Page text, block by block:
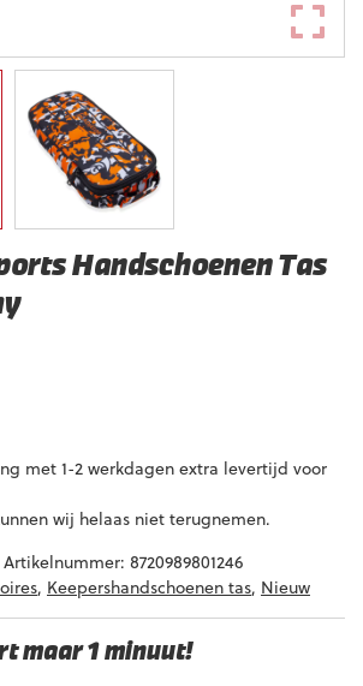
Handschoenen Tas
met 1-2 werkdagen extra levertijd voor
wij helaas niet terugnemen.
Artikelnummer: 8720989801246
, Keepershandschoenen tas, Nieuw
maar 1 minuut!